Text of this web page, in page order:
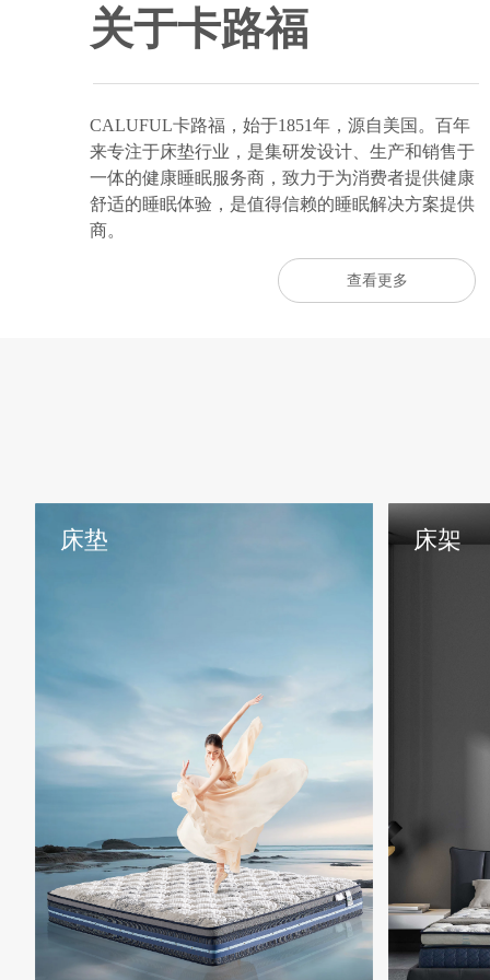
床垫 床架
关于卡路福
CALUFUL卡路福，始于1851年，源自美国。百年
来专注于床垫行业，是集研发设计、生产和销售于
一体的健康睡眠服务商，致力于为消费者提供健康
舒适的睡眠体验，是值得信赖的睡眠解决方案提供
商。
查看更多